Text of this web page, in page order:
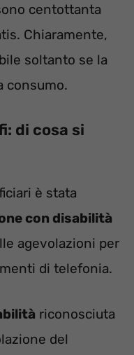
centottanta
Chiaramente,
soltanto se la
consumo.
di cosa si
è stata
con disabilità
agevolazioni per
di telefonia.
riconosciuta
del